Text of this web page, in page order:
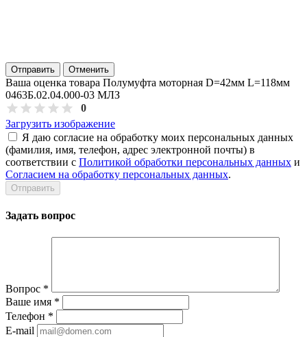
Отправить Отменить
Ваша оценка товара Полумуфта моторная D=42мм L=118мм
0463Б.02.04.000-03 МЛЗ
0
Загрузить изображение
Я даю согласие на обработку моих персональных данных
(фамилия, имя, телефон, адрес электронной почты) в
соответствии с Политикой обработки персональных данных и
Согласием на обработку персональных данных.
Задать вопрос
Вопрос *
Ваше имя *
Телефон *
E-mail